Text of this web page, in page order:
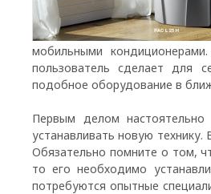
мобильными
пользователь сделает для
подобное оборудование в
Первым делом
устанавливать новую
Обязательно помните о том,
то его необходимо
потребуются опытные